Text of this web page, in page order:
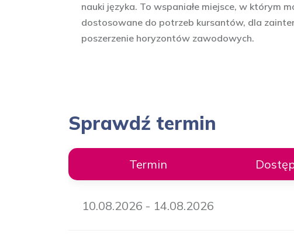
nauki języka. To wspaniałe miejsce, w którym
dostosowane do potrzeb kursantów, dla
poszerzenie horyzontów zawodowych.
Sprawdź termin
Termin
10.08.2026 - 14.08.2026